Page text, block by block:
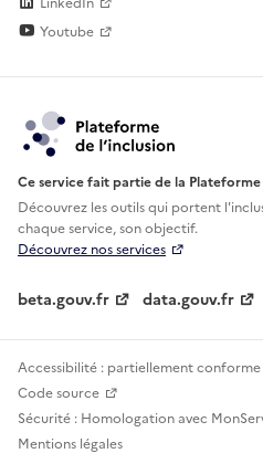
Youtube
Ce service fait partie de la Plateforme
Découvrez les outils qui portent
chaque service, son objectif.
Découvrez nos services
beta.gouv.fr data.gouv.fr
Accessibilité : partiellement conforme
Code source
Sécurité : Homologation avec
Mentions légales